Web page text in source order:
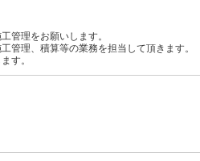
管理をお願いします。
管理、積算等の業務を担当して頂きます。
す。